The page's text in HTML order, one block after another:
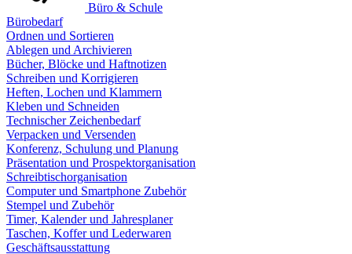
Büro & Schule
Bürobedarf
Ordnen und Sortieren
Ablegen und Archivieren
Bücher, Blöcke und Haftnotizen
Schreiben und Korrigieren
Heften, Lochen und Klammern
Kleben und Schneiden
Technischer Zeichenbedarf
Verpacken und Versenden
Konferenz, Schulung und Planung
Präsentation und Prospektorganisation
Schreibtischorganisation
Computer und Smartphone Zubehör
Stempel und Zubehör
Timer, Kalender und Jahresplaner
Taschen, Koffer und Lederwaren
Geschäftsausstattung